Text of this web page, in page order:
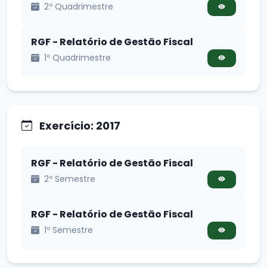
2º Quadrimestre
RGF - Relatório de Gestão Fiscal
1º Quadrimestre
Exercício: 2017
RGF - Relatório de Gestão Fiscal
2º Semestre
RGF - Relatório de Gestão Fiscal
1º Semestre